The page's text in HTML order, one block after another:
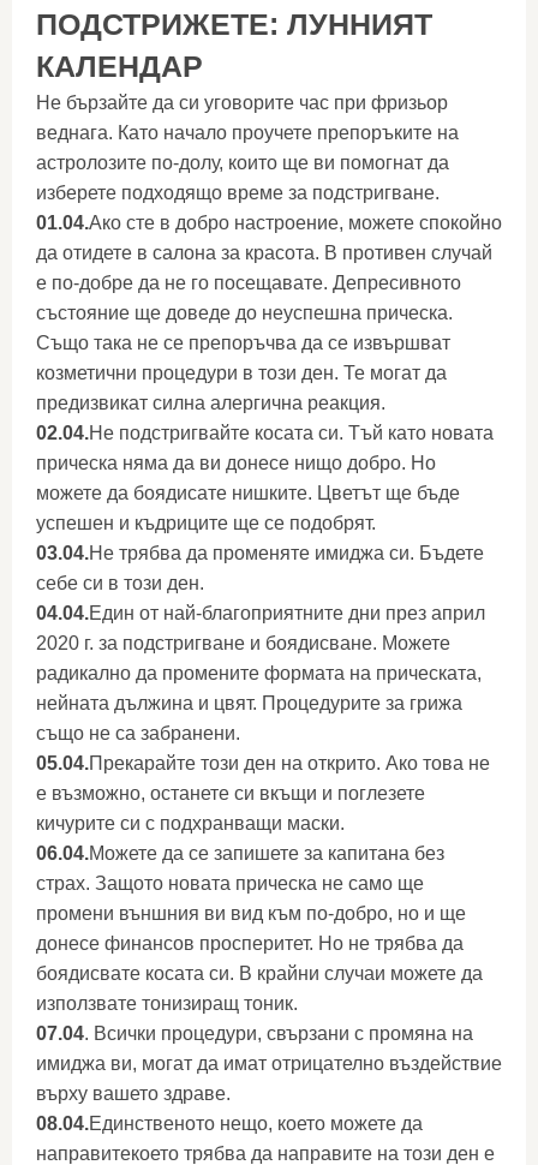
ПОДСТРИЖЕТЕ: ЛУННИЯТ
КАЛЕНДАР
Не бързайте да си уговорите час при фризьор
веднага. Като начало проучете препоръките на
астролозите по-долу, които ще ви помогнат да
изберете подходящо време за подстригване.
01.04.Ако сте в добро настроение, можете спокойно
да отидете в салона за красота. В противен случай
е по-добре да не го посещавате. Депресивното
състояние ще доведе до неуспешна прическа.
Също така не се препоръчва да се извършват
козметични процедури в този ден. Те могат да
предизвикат силна алергична реакция.
02.04.Не подстригвайте косата си. Тъй като новата
прическа няма да ви донесе нищо добро. Но
можете да боядисате нишките. Цветът ще бъде
успешен и къдриците ще се подобрят.
03.04.Не трябва да променяте имиджа си. Бъдете
себе си в този ден.
04.04.Един от най-благоприятните дни през април
2020 г. за подстригване и боядисване. Можете
радикално да промените формата на прическата,
нейната дължина и цвят. Процедурите за грижа
също не са забранени.
05.04.Прекарайте този ден на открито. Ако това не
е възможно, останете си вкъщи и поглезете
кичурите си с подхранващи маски.
06.04.Можете да се запишете за капитана без
страх. Защото новата прическа не само ще
промени външния ви вид към по-добро, но и ще
донесе финансов просперитет. Но не трябва да
боядисвате косата си. В крайни случаи можете да
използвате тонизиращ тоник.
07.04. Всички процедури, свързани с промяна на
имиджа ви, могат да имат отрицателно въздействие
върху вашето здраве.
08.04.Единственото нещо, което можете да
направитекоето трябва да направите на този ден е